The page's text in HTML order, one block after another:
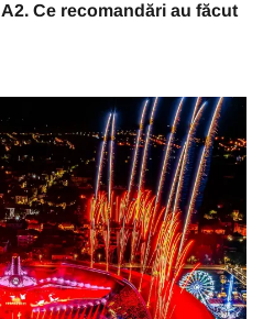
Ce recomandări au făcut